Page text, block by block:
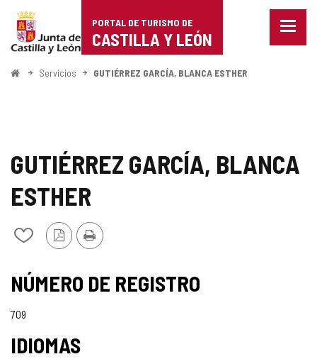
Portal
de
Turismo
León
PORTAL DE TURISMO DE
CASTILLA Y LEÓN
Menu
InicioServicios GUTIÉRREZ GARCÍA, BLANCA ESTHER
GUTIÉRREZ GARCÍA, BLANCA
ESTHER
Añadir/quitar
cuadernos
Versión
PDF
Imprimir
NÚMERO DE REGISTRO
709
IDIOMAS